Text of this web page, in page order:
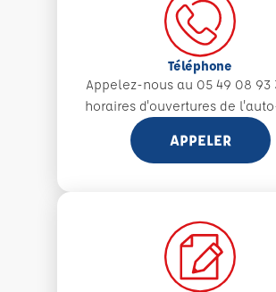
Téléphone
Appelez-nous au 05 49 08 93
horaires d'ouvertures de
APPELER